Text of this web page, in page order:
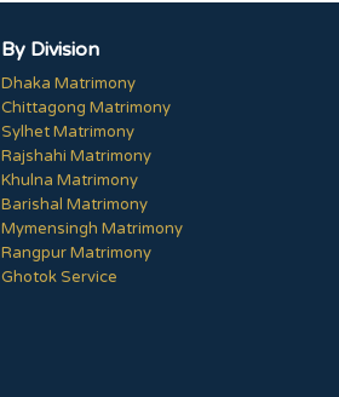
By Division
Dhaka Matrimony
Chittagong Matrimony
Sylhet Matrimony
Rajshahi Matrimony
Khulna Matrimony
Barishal Matrimony
Mymensingh Matrimony
Rangpur Matrimony
Ghotok Service